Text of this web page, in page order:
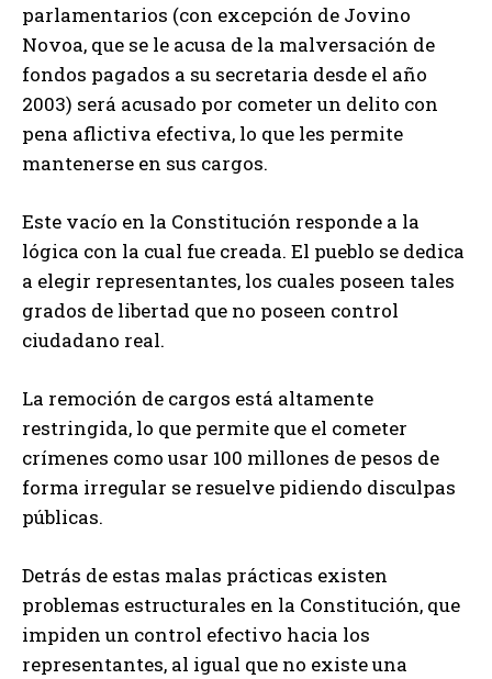
parlamentarios (con excepción de Jovino
Novoa, que se le acusa de la malversación de
fondos pagados a su secretaria desde el año
2003) será acusado por cometer un delito con
pena aflictiva efectiva, lo que les permite
mantenerse en sus cargos.
Este vacío en la Constitución responde a la
lógica con la cual fue creada. El pueblo se dedica
a elegir representantes, los cuales poseen tales
grados de libertad que no poseen control
ciudadano real.
La remoción de cargos está altamente
restringida, lo que permite que el cometer
crímenes como usar 100 millones de pesos de
forma irregular se resuelve pidiendo disculpas
públicas.
Detrás de estas malas prácticas existen
problemas estructurales en la Constitución, que
impiden un control efectivo hacia los
representantes, al igual que no existe una